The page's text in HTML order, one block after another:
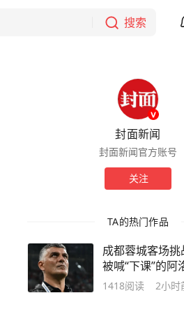
搜索
封面新闻
封面新闻官方账号
关注
TA的热门作品
成都蓉城客场
被喊“下课”的阿
颓？
1418阅读 2小时